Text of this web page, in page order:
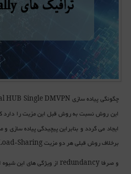
چگونگی پیاده سازی
این روش نسبت به روش قبل این مزیت را دارد
ایجاد می گردد و بنابراین پیچیدگی پیاده
برخلاف روش قبلی هر دو مزیتSharing
و صرفاredundancy از ویژگی های این